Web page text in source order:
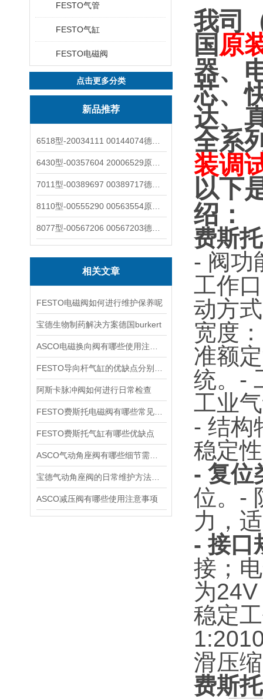
FESTO气管
FESTO气缸
FESTO电磁阀
点击更多分类
新品推荐
相关文章
FESTO电磁阀如何进行维护保养呢
宝德生物制药解决方案德国burkert
阿斯卡脉冲阀如何进行日常检查
FESTO费斯托气缸有哪些优缺点
ASCO减压阀有哪些使用注意事项
我司
国 原
器、
芯、
达、
全系
装调
以下
绍：
费斯
- 阀功
工作
动方
宽度
准额
统。 -
工业
- 结构
稳定
- 复位
位。 -
力，
- 接口
接；
为
稳定
滑压
费斯